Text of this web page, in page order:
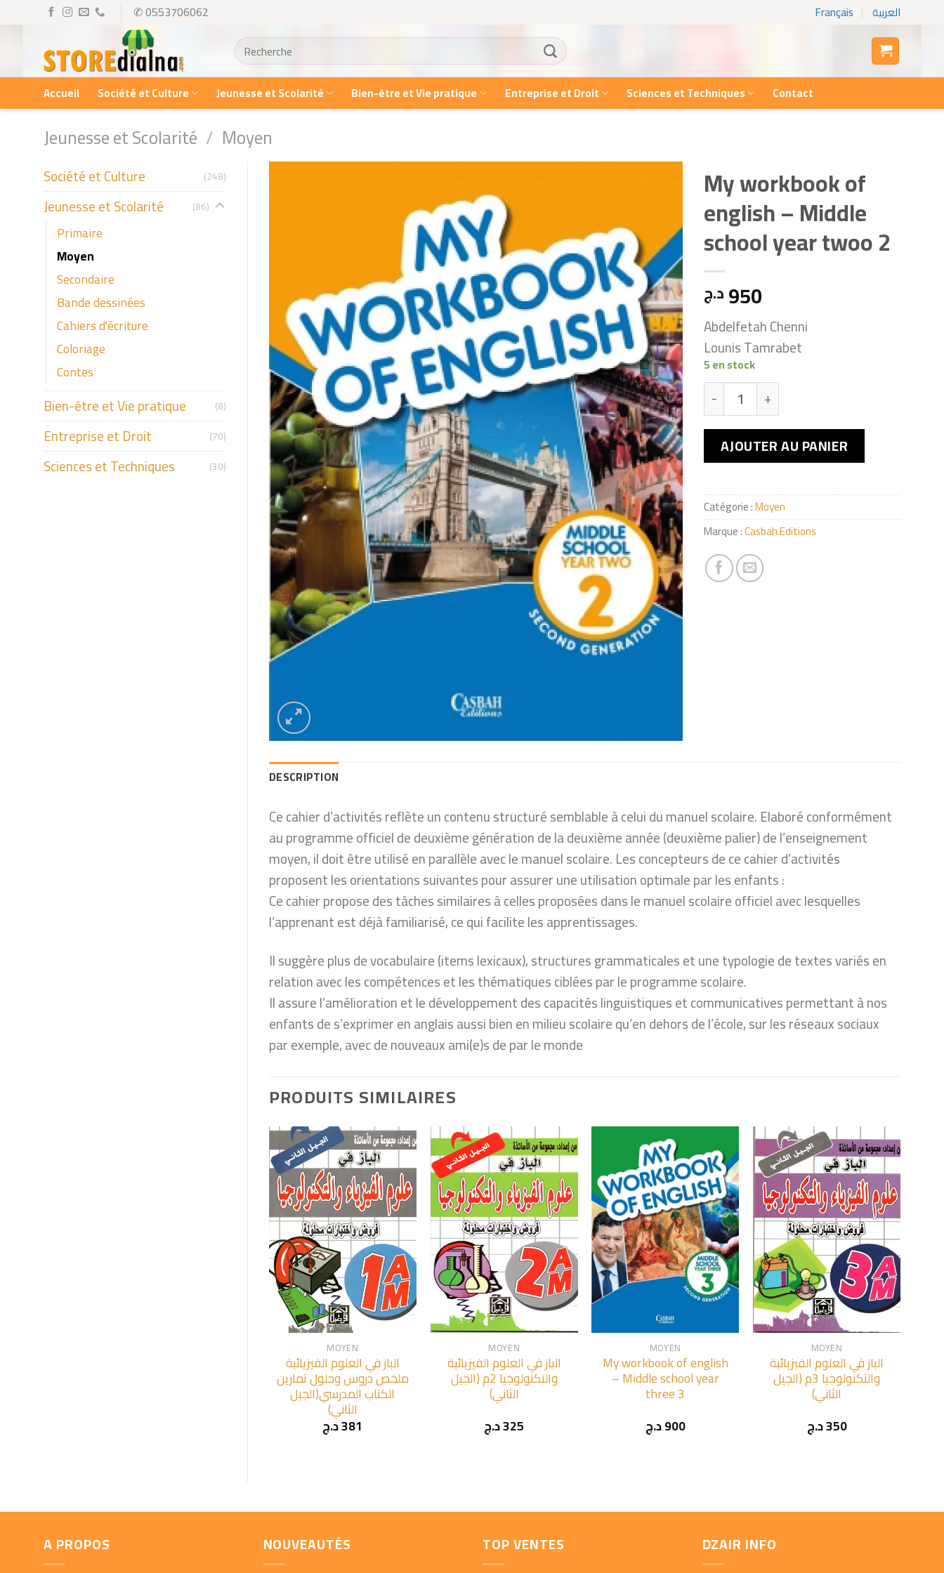
content
✆ 0553706062 Français العربية
Recherche
pour :
Accueil Société et Culture Jeunesse et Scolarité Bien-être et Vie pratique Entreprise et Droit Sciences et Techniques Contact
Jeunesse et Scolarité / Moyen
Société et Culture (248)
Jeunesse et Scolarité (86)
Primaire
Moyen
Secondaire
Bande dessinées
Cahiers d'écriture
Coloriage
Contes
Bien-être et Vie pratique (8)
Entreprise et Droit (70)
Sciences et Techniques (30)
My workbook of
english – Middle
school year twoo 2
950 د.ج
Abdelfetah Chenni
Lounis Tamrabet
5 en stock
quantité de My workbook of english -
AJOUTER AU PANIER
Catégorie :Moyen
Marque :Casbah Editions
DESCRIPTION
Ce cahier d’activités reflète un contenu structuré semblable à celui du manuel scolaire. Elaboré conformément
au programme officiel de deuxième génération de la deuxième année (deuxième palier) de l’enseignement
moyen, il doit être utilisé en parallèle avec le manuel scolaire. Les concepteurs de ce cahier d’activités
proposent les orientations suivantes pour assurer une utilisation optimale par les enfants :
Ce cahier propose des tâches similaires à celles proposées dans le manuel scolaire officiel avec lesquelles
l’apprenant est déjà familiarisé, ce qui facilite les apprentissages.
Il suggère plus de vocabulaire (items lexicaux), structures grammaticales et une typologie de textes variés en
relation avec les compétences et les thématiques ciblées par le programme scolaire.
Il assure l’amélioration et le développement des capacités linguistiques et communicatives permettant à nos
enfants de s’exprimer en anglais aussi bien en milieu scolaire qu’en dehors de l’école, sur les réseaux sociaux
par exemple, avec de nouveaux ami(e)s de par le monde
PRODUITS SIMILAIRES
+
MOYEN
الباز في العلوم الفيزيائية
ملخص دروس وحلول تمارين
الكتاب المدرسي(الجيل
الثاني)
381د.ج
+
MOYEN
الباز في العلوم الفيزيائية
والتكنولوجيا 2م (الجيل
الثاني)
325د.ج
MOYEN
My workbook of english
– Middle school year
three 3
900د.ج
+
MOYEN
الباز في العلوم الفيزيائية
والتكنولوجيا 3م (الجيل
الثاني)
350د.ج
A PROPOS NOUVEAUTÉS TOP VENTES DZAIR INFO